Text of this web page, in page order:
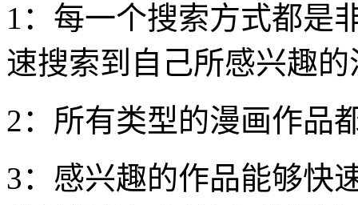
1：每一个搜索方式都是
速搜索到自己所感兴趣
2：所有类型的漫画作品
3：感兴趣的作品能够快